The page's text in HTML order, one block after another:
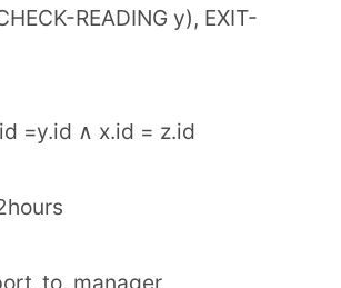
READING y), EXIT-
=y.id ∧ x.id = z.id